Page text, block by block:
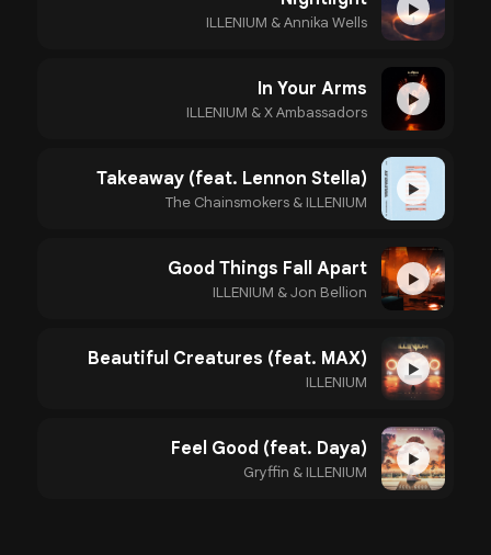
▶
ILLENIUM & Annika Wells
▶
In Your Arms
ILLENIUM & X Ambassadors
▶
Takeaway (feat. Lennon Stella)
The Chainsmokers & ILLENIUM
▶
Good Things Fall Apart
ILLENIUM & Jon Bellion
▶
Beautiful Creatures (feat. MAX)
ILLENIUM
▶
Feel Good (feat. Daya)
Gryffin & ILLENIUM